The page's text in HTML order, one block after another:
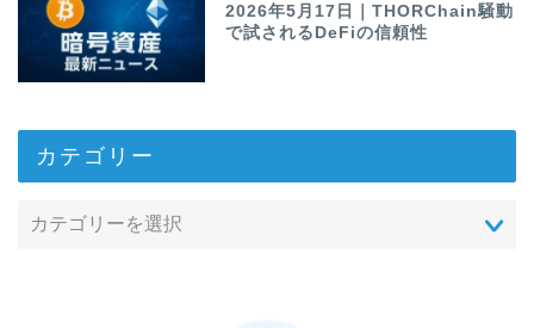
2026年5月17日｜THORChain騒動
で試されるDeFiの信頼性
カテゴリー